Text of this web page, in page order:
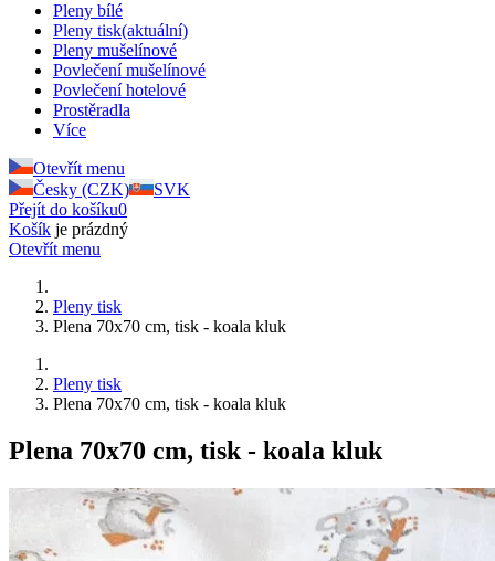
Pleny bílé
Pleny tisk(aktuální)
Pleny mušelínové
Povlečení mušelínové
Povlečení hotelové
Prostěradla
Více
Otevřít menu
Česky (CZK)
SVK
Přejít do košíku0
Košík je prázdný
Otevřít menu
Pleny tisk
Plena 70x70 cm, tisk - koala kluk
Pleny tisk
Plena 70x70 cm, tisk - koala kluk
Plena 70x70 cm, tisk - koala kluk